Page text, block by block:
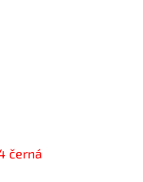
černá